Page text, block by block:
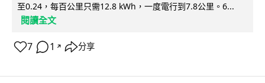
至0.24，每百公里只需12.8 kWh，一度電行到7.8公里。6...
閱讀全文
7 1 ↗ 分享